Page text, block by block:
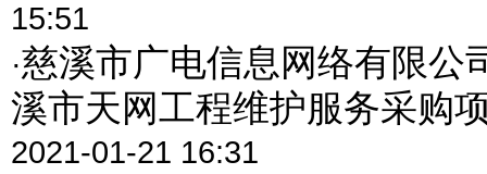
15:51
·慈溪市广电信息网络有限公
溪市天网工程维护服务采购
2021-01-21 16:31